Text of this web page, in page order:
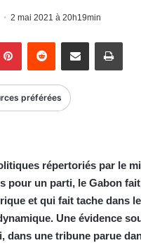
2 mai 2021 à 20h19min
PinterestReddit Partager par email
préférées
répertoriés par le
pour un parti, le Gabon
et qui fait tache dans
Une évidence
dans une tribune parue